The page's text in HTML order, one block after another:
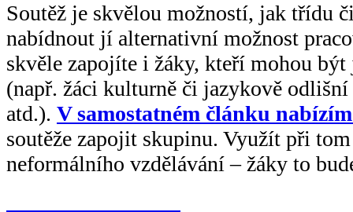
Soutěž je skvělou možností, jak třídu
nabídnout jí alternativní možnost
skvěle zapojíte i žáky, kteří mohou
(např. žáci kulturně či jazykově
atd.). V samostatném článku
soutěže zapojit skupinu. Využít při
neformálního vzdělávání – žáky to